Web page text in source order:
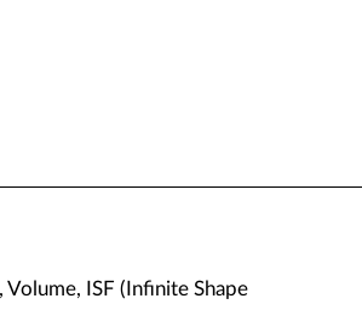
ISF (Infinite Shape